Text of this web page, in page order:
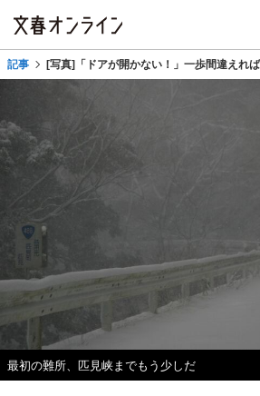
記事 [写真]「ドアが開かない！」一歩間違えれ
最初の難所、匹見峡までもう少しだ